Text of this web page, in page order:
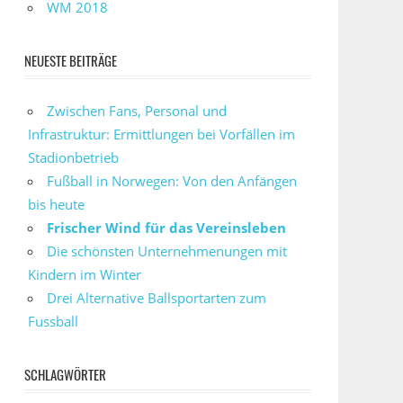
WM 2018
NEUESTE BEITRÄGE
Zwischen Fans, Personal und
Infrastruktur: Ermittlungen bei Vorfällen im
Stadionbetrieb
Fußball in Norwegen: Von den Anfängen
bis heute
Frischer Wind für das Vereinsleben
Die schönsten Unternehmenungen mit
Kindern im Winter
Drei Alternative Ballsportarten zum
Fussball
SCHLAGWÖRTER